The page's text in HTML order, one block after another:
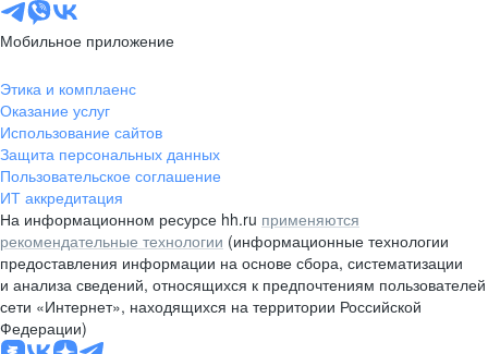
Мобильное приложение
Этика и комплаенс
Оказание услуг
Использование сайтов
Защита персональных данных
Пользовательское соглашение
ИТ аккредитация
На информационном ресурсе hh.ru применяются
рекомендательные технологии (информационные технологии
предоставления информации на основе сбора, систематизации
и анализа сведений, относящихся к предпочтениям пользователей
сети «Интернет», находящихся на территории Российской
Федерации)